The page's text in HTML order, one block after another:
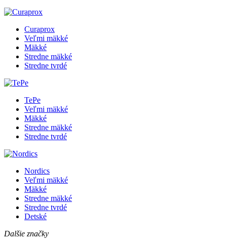
Curaprox
Veľmi mäkké
Mäkké
Stredne mäkké
Stredne tvrdé
TePe
Veľmi mäkké
Mäkké
Stredne mäkké
Stredne tvrdé
Nordics
Veľmi mäkké
Mäkké
Stredne mäkké
Stredne tvrdé
Detské
Dalšie značky